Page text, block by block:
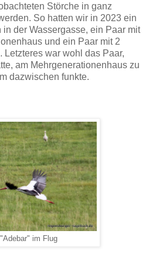
Störche in ganz
So hatten wir in 2023 ein
der Wassergasse, ein Paar mit
und ein Paar mit 2
war wohl das Paar,
am Mehrgenerationenhaus zu
dazwischen funkte.
im Flug